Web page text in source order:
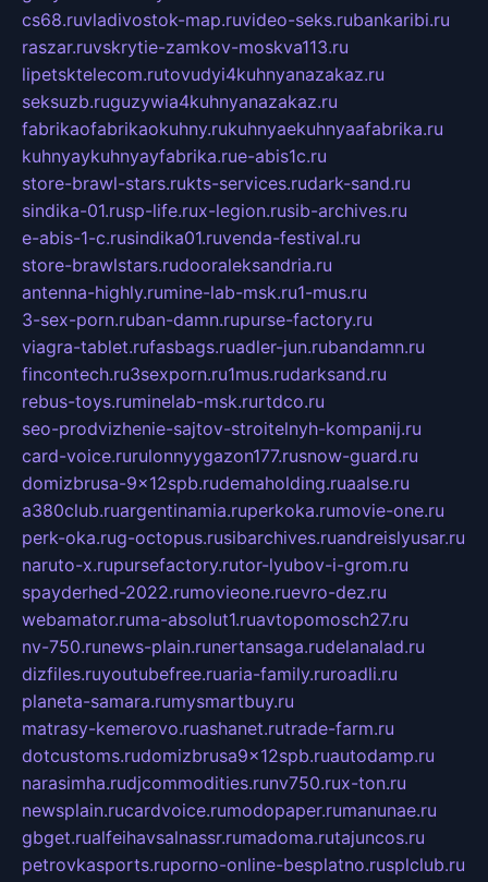
cs68.ruvladivostok-map.ruvideo-seks.rubankaribi.ru
raszar.ruvskrytie-zamkov-moskva113.ru
lipetsktelecom.rutovudyi4kuhnyanazakaz.ru
seksuzb.ruguzywia4kuhnyanazakaz.ru
fabrikaofabrikaokuhny.rukuhnyaekuhnyaafabrika.ru
kuhnyaykuhnyayfabrika.rue-abis1c.ru
store-brawl-stars.rukts-services.rudark-sand.ru
sindika-01.rusp-life.rux-legion.rusib-archives.ru
e-abis-1-c.rusindika01.ruvenda-festival.ru
store-brawlstars.rudooraleksandria.ru
antenna-highly.rumine-lab-msk.ru1-mus.ru
3-sex-porn.ruban-damn.rupurse-factory.ru
viagra-tablet.rufasbags.ruadler-jun.rubandamn.ru
fincontech.ru3sexporn.ru1mus.rudarksand.ru
rebus-toys.ruminelab-msk.rurtdco.ru
seo-prodvizhenie-sajtov-stroitelnyh-kompanij.ru
card-voice.rurulonnyygazon177.rusnow-guard.ru
domizbrusa-9x12spb.rudemaholding.ruaalse.ru
a380club.ruargentinamia.ruperkoka.rumovie-one.ru
perk-oka.rug-octopus.rusibarchives.ruandreislyusar.ru
naruto-x.rupursefactory.rutor-lyubov-i-grom.ru
spayderhed-2022.rumovieone.ruevro-dez.ru
webamator.ruma-absolut1.ruavtopomosch27.ru
nv-750.runews-plain.runertansaga.rudelanalad.ru
dizfiles.ruyoutubefree.ruaria-family.ruroadli.ru
planeta-samara.rumysmartbuy.ru
matrasy-kemerovo.ruashanet.rutrade-farm.ru
dotcustoms.rudomizbrusa9x12spb.ruautodamp.ru
narasimha.rudjcommodities.runv750.rux-ton.ru
newsplain.rucardvoice.rumodopaper.rumanunae.ru
gbget.rualfeihavsalnassr.rumadoma.rutajuncos.ru
petrovkasports.ruporno-online-besplatno.rusplclub.ru